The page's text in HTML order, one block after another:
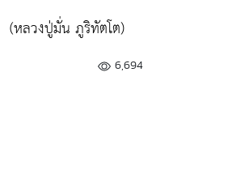
(หลวงปู่มั่น ภูริทัตโต)
6,694